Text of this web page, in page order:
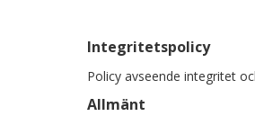
Integritetspolicy
Policy avseende integritet
Allmänt